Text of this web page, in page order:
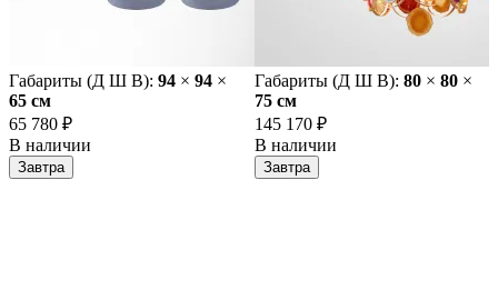
Габариты (Д Ш В): 94 × 94 ×
65 cм
65 780 ₽
В наличии
Завтра
Габариты (Д Ш В): 80 × 80 ×
75 cм
145 170 ₽
В наличии
Завтра